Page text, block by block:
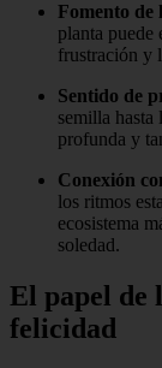
Fomento de
planta puede
frustración y
Sentido de
semilla
profunda y
Conexión
los ritmos
ecosistema
soledad.
El papel de
felicidad